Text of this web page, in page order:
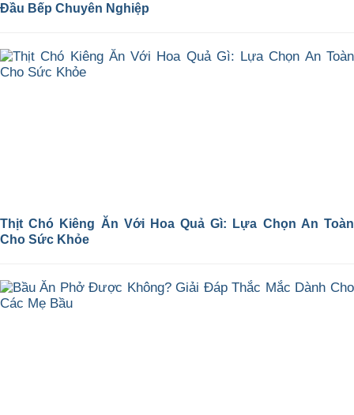
Đầu Bếp Chuyên Nghiệp
Thịt Chó Kiêng Ăn Với Hoa Quả Gì: Lựa Chọn An Toàn
Cho Sức Khỏe